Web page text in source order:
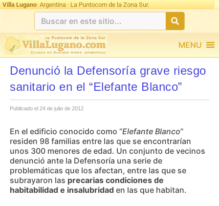
Villa Lugano· Argentina · La Puntocom de la Zona Sur.
MENU
Denunció la Defensoría grave riesgo
sanitario en el “Elefante Blanco”
Publicado el 24 de julio de 2012
En el edificio conocido como “Elefante Blanco”
residen 98 familias entre las que se encontrarían
unos 300 menores de edad. Un conjunto de vecinos
denunció ante la Defensoría una serie de
problemáticas que los afectan, entre las que se
subrayaron las precarias condiciones de
habitabilidad e insalubridad en las que habitan.